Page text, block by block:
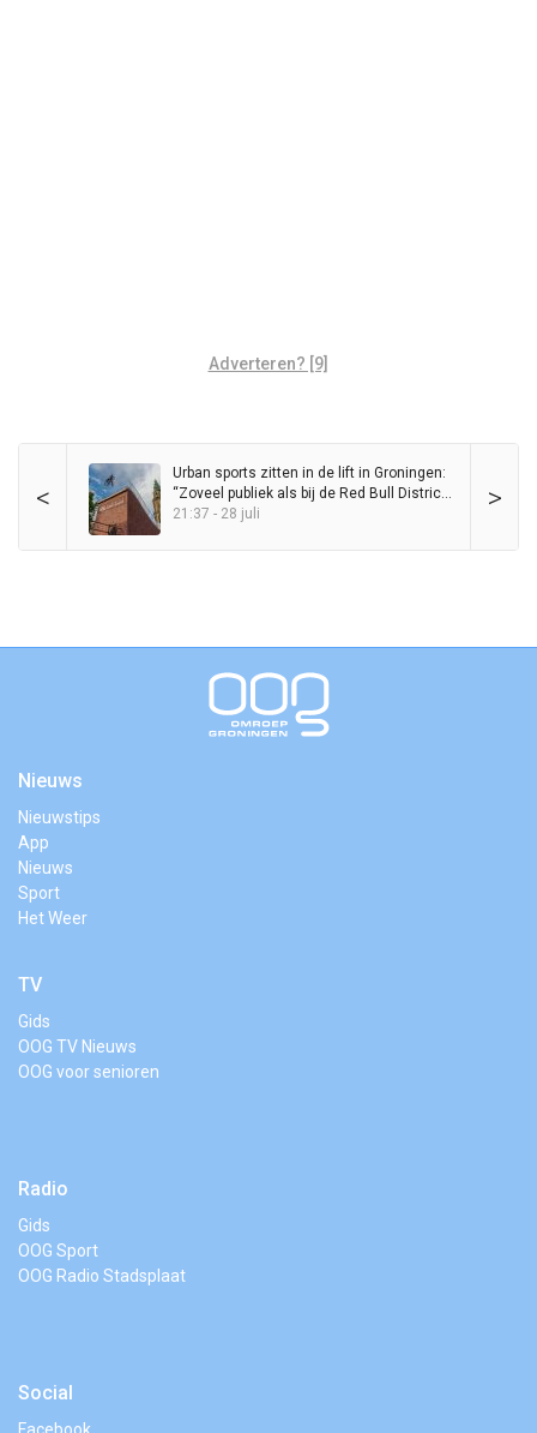
Adverteren? [9]
< >
Urban sports zitten in de lift in Groningen:
“Zoveel publiek als bij de Red Bull District
Ride heb ik nog nooit op de Grote Markt
21:37 - 28 juli
Nieuws
Nieuwstips
App
Nieuws
Sport
Het Weer
TV
Gids
OOG TV Nieuws
OOG voor senioren
Radio
Gids
OOG Sport
OOG Radio Stadsplaat
Social